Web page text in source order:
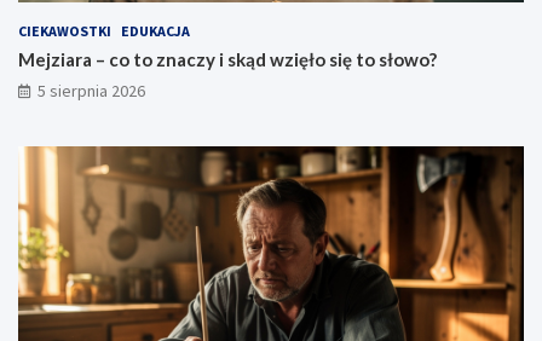
CIEKAWOSTKI EDUKACJA
Mejziara – co to znaczy i skąd wzięło się to słowo?
5 sierpnia 2026